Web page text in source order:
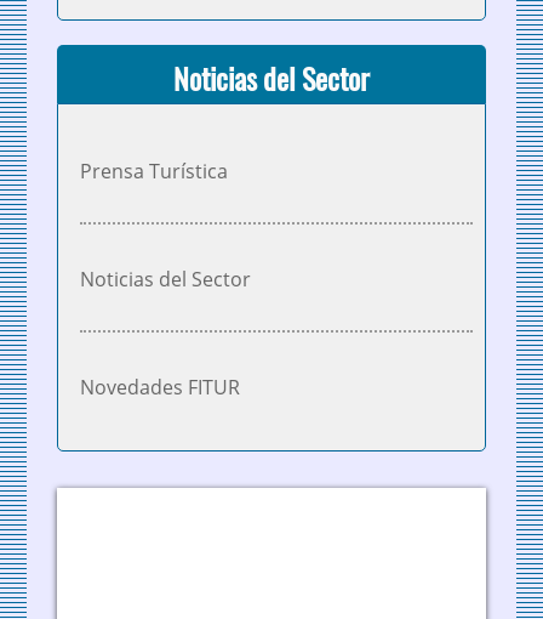
Noticias del Sector
Prensa Turística
Noticias del Sector
Novedades FITUR